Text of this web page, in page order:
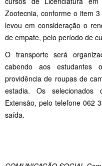
Zootecnia, conforme o item
levou em consideração o
de empate, pelo período de
O transporte será
cabendo aos
providência de roupas de
estadia. Os
Extensão, pelo telefone 062
saída.